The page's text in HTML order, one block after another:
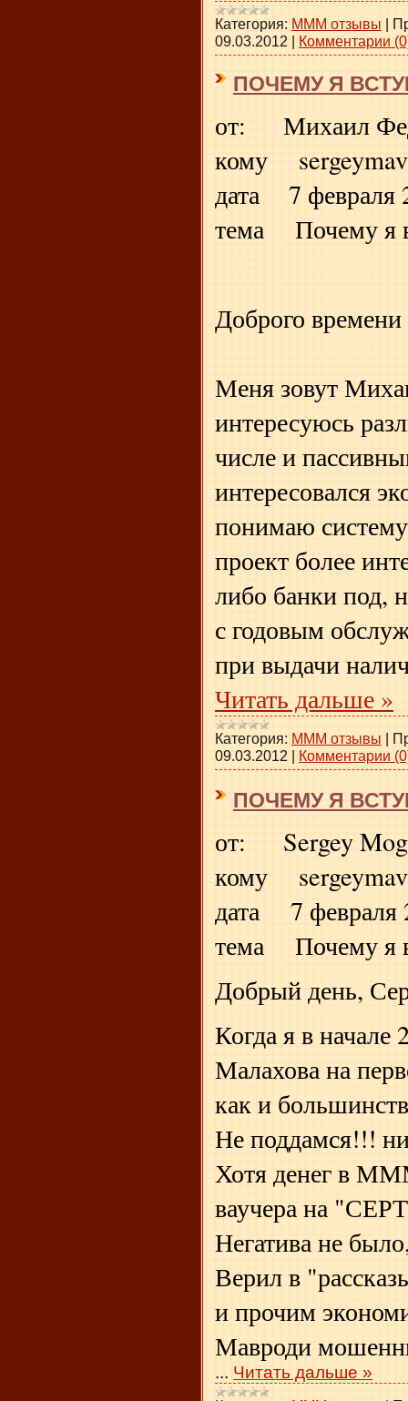
Категория: МММ отзывы |
09.03.2012 | Комментарии
ПОЧЕМУ Я
от: Михаил
кому
дата 7 февраля
тема Почему я
Доброго
Меня зовут
интересуюсь
числе и
интересовался
понимаю
проект более
либо банки под,
с годовым
при выдачи
Читать дальше »
Категория: МММ отзывы |
09.03.2012 | Комментарии
ПОЧЕМУ Я
от: Sergey
кому
дата 7 февраля
тема Почему я
Добрый день,
Когда я в начале
Малахова на
как и
Не поддамся!!!
Хотя денег в
ваучера на
Негатива не
Верил в
и прочим
Мавроди
... Читать дальше »